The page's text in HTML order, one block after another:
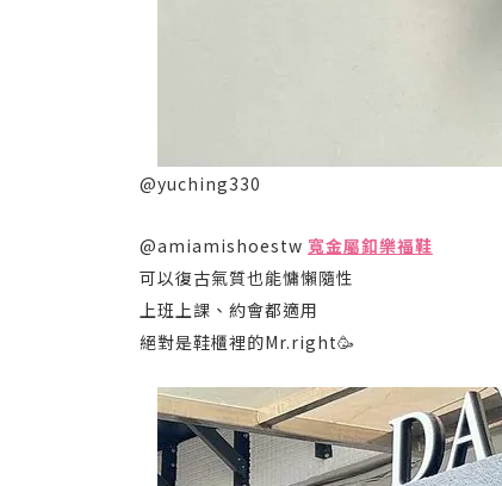
@yuching330
@amiamishoestw 寬金屬釦樂福鞋
可以復古氣質也能慵懶隨性
上班上課、約會都適用
絕對是鞋櫃裡的Mr.right🥳